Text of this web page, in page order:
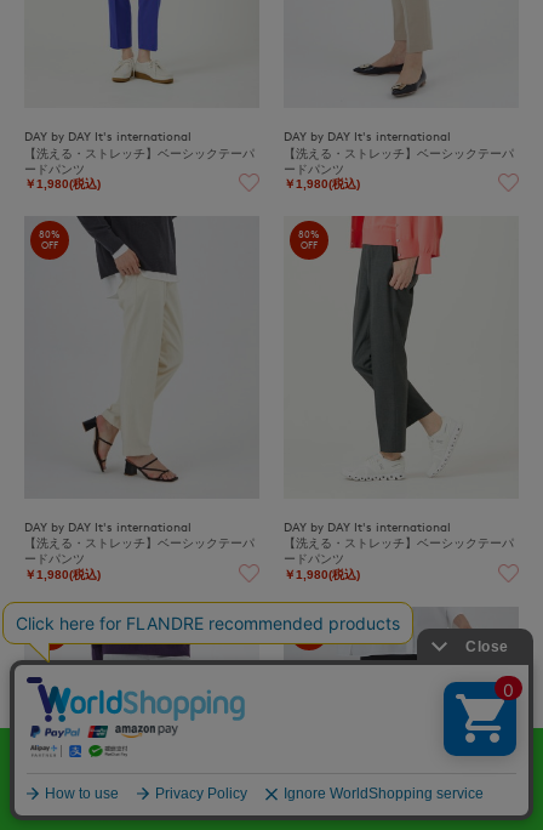
DAY by DAY It's international
【洗える・ストレッチ】ベーシックテーパ
ードパンツ
￥1,980(税込)
DAY by DAY It's international
【洗える・ストレッチ】ベーシックテーパ
ードパンツ
￥1,980(税込)
80%
OFF
DAY by DAY It's international
【洗える・ストレッチ】ベーシックテーパ
ードパンツ
￥1,980(税込)
80%
OFF
DAY by DAY It's international
【洗える・ストレッチ】ベーシックテーパ
ードパンツ
￥1,980(税込)
80%
80%